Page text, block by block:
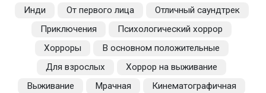
Инди
От первого лица
Отличный саундтрек
Приключения
Психологический хоррор
Хорроры
В основном положительные
Для взрослых
Хоррор на выживание
Выживание
Мрачная
Кинематографичная